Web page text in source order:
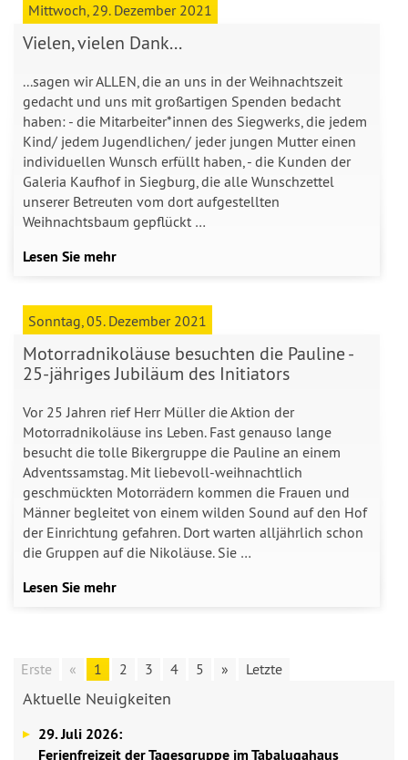
Mittwoch, 29. Dezember 2021
Vielen, vielen Dank...
...sagen wir ALLEN, die an uns in der Weihnachtszeit
gedacht und uns mit großartigen Spenden bedacht
haben: - die Mitarbeiter*innen des Siegwerks, die jedem
Kind/ jedem Jugendlichen/ jeder jungen Mutter einen
individuellen Wunsch erfüllt haben, - die Kunden der
Galeria Kaufhof in Siegburg, die alle Wunschzettel
unserer Betreuten vom dort aufgestellten
Weihnachtsbaum gepflückt …
Lesen Sie mehr
Sonntag, 05. Dezember 2021
Motorradnikoläuse besuchten die Pauline -
25-jähriges Jubiläum des Initiators
Vor 25 Jahren rief Herr Müller die Aktion der
Motorradnikoläuse ins Leben. Fast genauso lange
besucht die tolle Bikergruppe die Pauline an einem
Adventssamstag. Mit liebevoll-weihnachtlich
geschmückten Motorrädern kommen die Frauen und
Männer begleitet von einem wilden Sound auf den Hof
der Einrichtung gefahren. Dort warten alljährlich schon
die Gruppen auf die Nikoläuse. Sie …
Lesen Sie mehr
Erste « 1 2 3 4 5 » Letzte
Aktuelle Neuigkeiten
29. Juli 2026:
Ferienfreizeit der Tagesgruppe im Tabalugahaus